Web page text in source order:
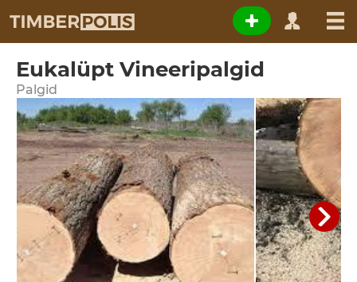
Eukalüpt Vineeripalgid
Palgid